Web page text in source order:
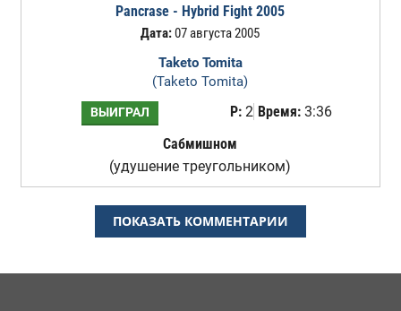
Pancrase - Hybrid Fight 2005
Дата:07 августа 2005
Taketo Tomita
(Taketo Tomita)
ВЫИГРАЛ Р:2 Время:3:36
Сабмишном
(удушение треугольником)
ПОКАЗАТЬ КОММЕНТАРИИ